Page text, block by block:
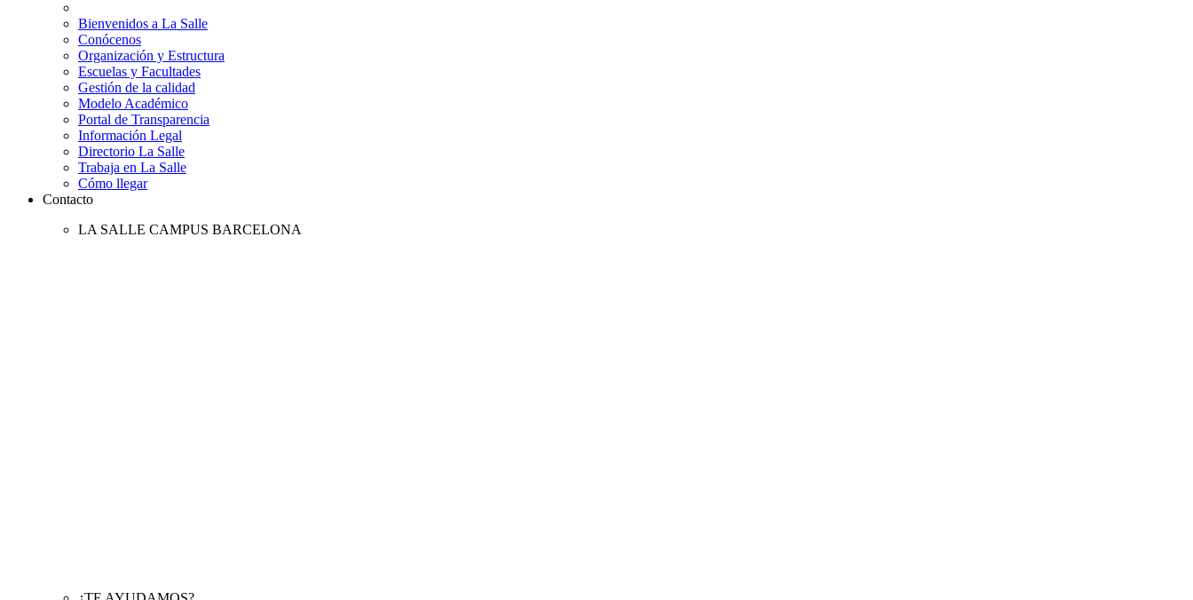
Bienvenidos a La Salle
Conócenos
Organización y Estructura
Escuelas y Facultades
Gestión de la calidad
Modelo Académico
Portal de Transparencia
Información Legal
Directorio La Salle
Trabaja en La Salle
Cómo llegar
Contacto
LA SALLE CAMPUS BARCELONA